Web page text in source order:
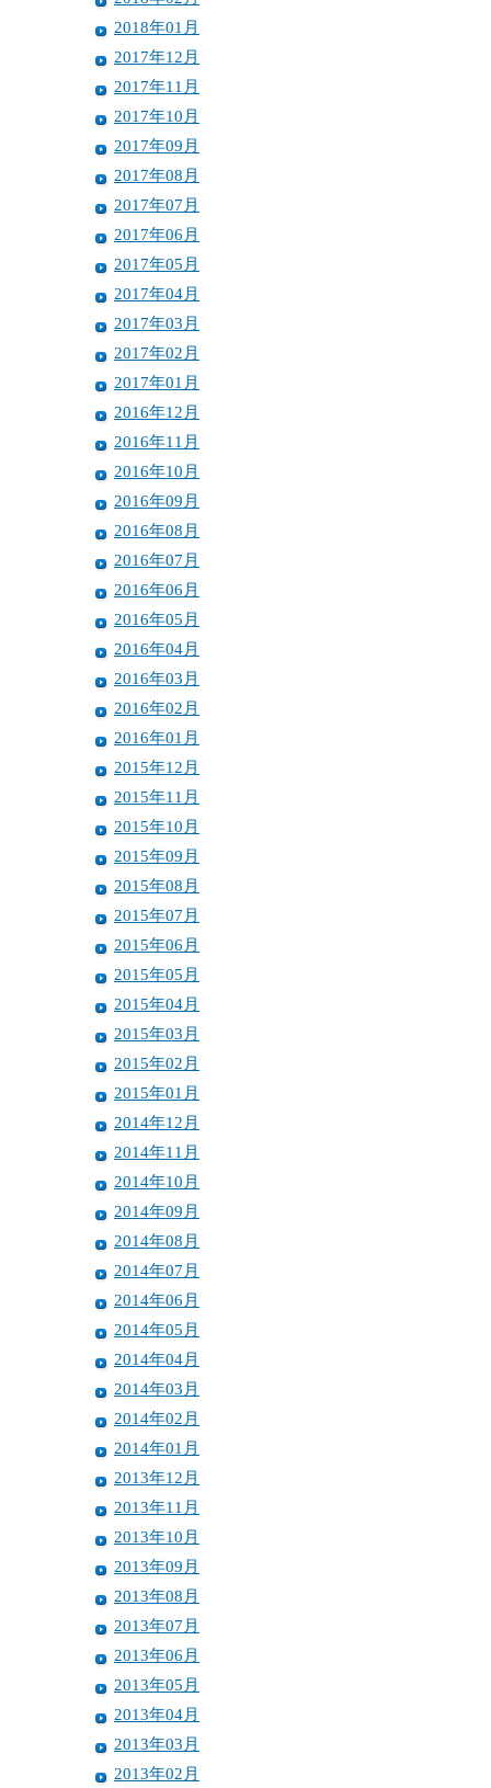
2018年01月
2017年12月
2017年11月
2017年10月
2017年09月
2017年08月
2017年07月
2017年06月
2017年05月
2017年04月
2017年03月
2017年02月
2017年01月
2016年12月
2016年11月
2016年10月
2016年09月
2016年08月
2016年07月
2016年06月
2016年05月
2016年04月
2016年03月
2016年02月
2016年01月
2015年12月
2015年11月
2015年10月
2015年09月
2015年08月
2015年07月
2015年06月
2015年05月
2015年04月
2015年03月
2015年02月
2015年01月
2014年12月
2014年11月
2014年10月
2014年09月
2014年08月
2014年07月
2014年06月
2014年05月
2014年04月
2014年03月
2014年02月
2014年01月
2013年12月
2013年11月
2013年10月
2013年09月
2013年08月
2013年07月
2013年06月
2013年05月
2013年04月
2013年03月
2013年02月